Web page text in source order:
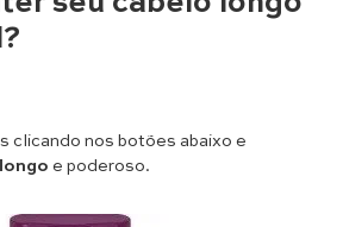
clicando nos botões abaixo e
e poderoso.